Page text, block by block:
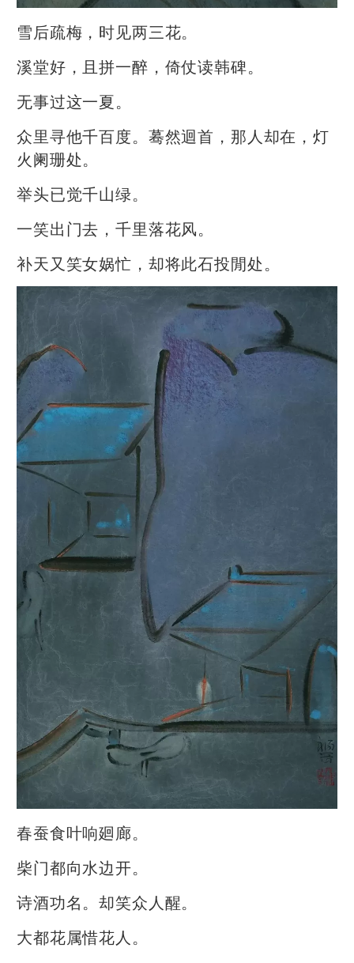
雪后疏梅，时见两三花。
溪堂好，且拼一醉，倚仗读韩碑。
无事过这一夏。
众里寻他千百度。蓦然迴首，那人却在，灯
火阑珊处。
举头已觉千山绿。
一笑出门去，千里落花风。
补天又笑女娲忙，却将此石投閒处。
春蚕食叶响廻廊。
柴门都向水边开。
诗酒功名。却笑众人醒。
大都花属惜花人。